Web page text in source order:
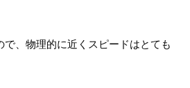
で、物理的に近くスピードはとても